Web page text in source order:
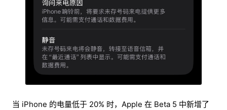
当 iPhone 的电量低于 20% 时，Apple 在 Beta 5 中新增了